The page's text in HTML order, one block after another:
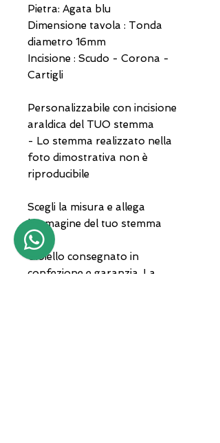
Pietra: Agata blu
Dimensione tavola : Tonda
diametro 16mm
Incisione : Scudo - Corona -
Cartigli
Personalizzabile con incisione
araldica del TUO stemma
- Lo stemma realizzato nella
foto dimostrativa non è
riproducibile
Scegli la misura e allega
l'immagine del tuo stemma
Gioiello consegnato in
confezione e garanzia. La